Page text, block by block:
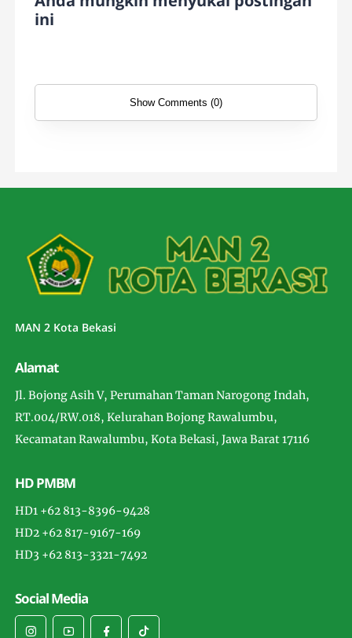
ini
Show Comments (0)
MAN 2 Kota Bekasi
Alamat
Jl. Bojong Asih V, Perumahan Taman Narogong Indah,
RT.004/RW.018, Kelurahan Bojong Rawalumbu,
Kecamatan Rawalumbu, Kota Bekasi, Jawa Barat 17116
HD PMBM
HD1 +62 813-8396-9428
HD2 +62 817-9167-169
HD3 +62 813-3321-7492
Social Media